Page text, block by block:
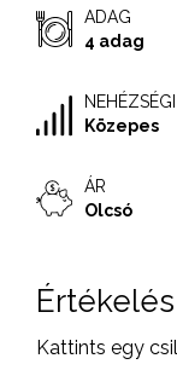
ADAG
4 adag
Közepes
ÁR
Olcsó
Értékelés
Kattints egy